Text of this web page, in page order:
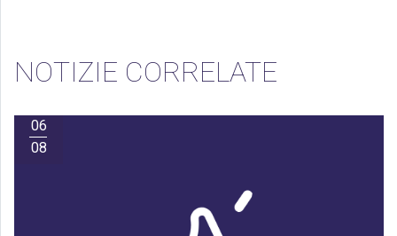
NOTIZIE CORRELATE
06
08